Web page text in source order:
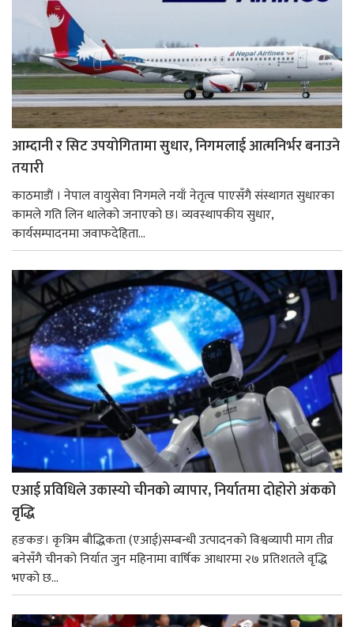
आम्दानी र सिट उपयोगितामा सुधार, निगमलाई आत्मनिर्भर बनाउने
तयारी
काठमाडाैं । नेपाल वायुसेवा निगमले नयाँ नेतृत्व पाएसँगै संस्थागत सुधारका
कामले गति लिन थालेको जनाएको छ। व्यवस्थापकीय सुधार,
कार्यसम्पादनमा जवाफदेहिता...
एआई प्रविधिले उकास्यो चीनको व्यापार, निर्यातमा दोहोरो अंकको
वृद्धि
हङकङ। कृत्रिम बौद्धिकता (एआई)सम्बन्धी उत्पादनको विश्वव्यापी माग तीव्र
बनेसँगै चीनको निर्यात जुन महिनामा वार्षिक आधारमा २७ प्रतिशतले वृद्धि
भएको छ...